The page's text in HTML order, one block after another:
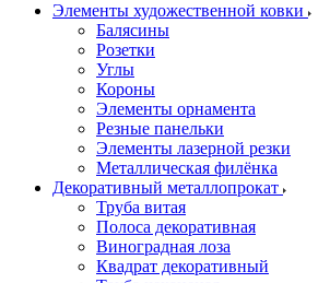
Элементы художественной ковки
Балясины
Розетки
Углы
Короны
Элементы орнамента
Резные панельки
Элементы лазерной резки
Металлическая филёнка
Декоративный металлопрокат
Труба витая
Полоса декоративная
Виноградная лоза
Квадрат декоративный